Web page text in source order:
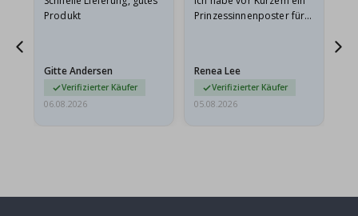
Produkt
Gitte Andersen
Verifizierter Käufer
06.08.2026
Prinzessinnenposter für
beschädigt…
Renea Lee
Verifizierter Käufer
05.08.2026